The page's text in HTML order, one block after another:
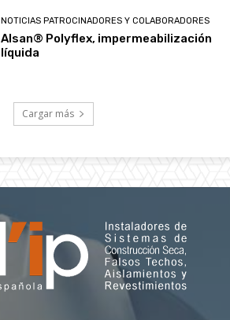
NOTICIAS PATROCINADORES Y COLABORADORES
Alsan® Polyflex, impermeabilización
líquida
Cargar más